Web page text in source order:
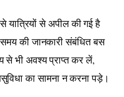
से अपील की गई है
की जानकारी संबंधित बस
से भी अवश्य प्राप्त कर लें,
का सामना न करना पड़े।